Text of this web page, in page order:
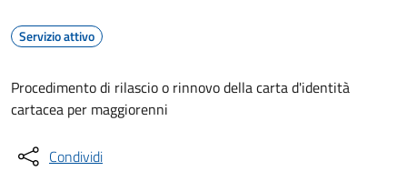
Servizio attivo
Procedimento di rilascio o rinnovo della carta d'identità
cartacea per maggiorenni
Condividi